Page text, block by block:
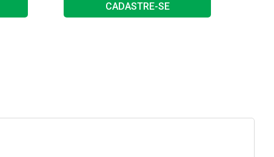
CADASTRE-SE